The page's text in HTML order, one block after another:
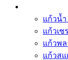
แก้วน้
แก้วเซ
แก้วพ
แก้วสแ